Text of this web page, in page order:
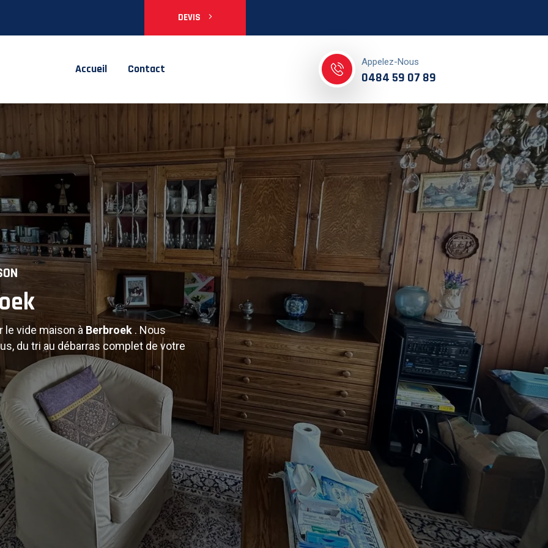
DEVIS
Accueil Contact Appelez-Nous
0484 59 07 89
le vide maison àBerbroek . Nous
du tri au débarras complet de votre
Vide
nous assurons un service de vide
s'occupe de tout : tri, démontage,